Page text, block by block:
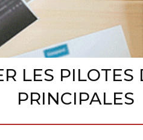
LES
PRINCIPALES